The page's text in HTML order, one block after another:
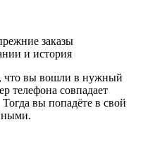
заказы
и история
что вы вошли в нужный
телефона совпадает
вы попадёте в свой